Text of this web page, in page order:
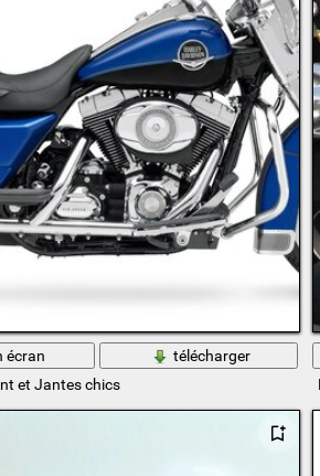
écran
télécharger
et Jantes chics